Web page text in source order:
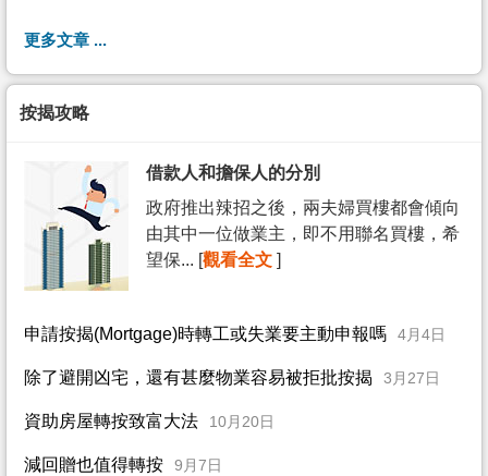
更多文章 ...
按揭攻略
借款人和擔保人的分別
政府推出辣招之後，兩夫婦買樓都會傾向
由其中一位做業主，即不用聯名買樓，希
望保... [觀看全文 ]
申請按揭(Mortgage)時轉工或失業要主動申報嗎 4月4日
除了避開凶宅，還有甚麼物業容易被拒批按揭 3月27日
資助房屋轉按致富大法 10月20日
減回贈也值得轉按 9月7日